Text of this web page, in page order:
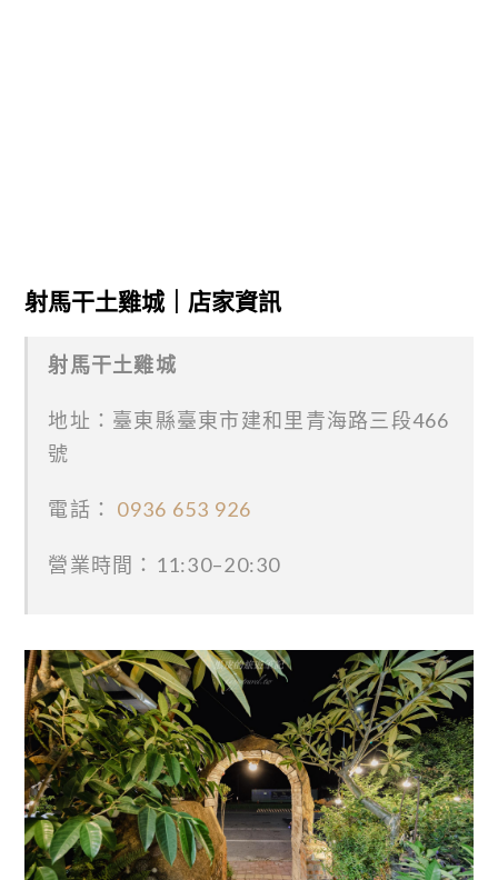
射馬干土雞城｜店家資訊
射馬干土雞城
地址：臺東縣臺東市建和里青海路三段466
號
電話： 0936 653 926
營業時間：11:30–20:30